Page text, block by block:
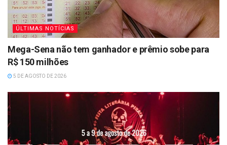
ÚLTIMAS NOTÍCIAS
Mega-Sena não tem ganhador e prêmio sobe para
R$ 150 milhões
5 DE AGOSTO DE 2026